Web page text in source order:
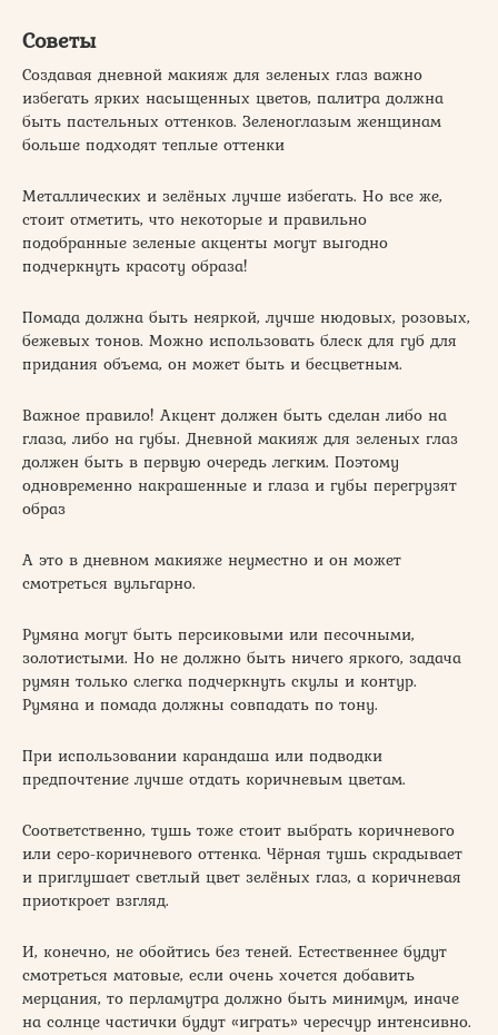
Советы
Создавая дневной макияж для зеленых глаз важно
избегать ярких насыщенных цветов, палитра должна
быть пастельных оттенков. Зеленоглазым женщинам
больше подходят теплые оттенки
Металлических и зелёных лучше избегать. Но все же,
стоит отметить, что некоторые и правильно
подобранные зеленые акценты могут выгодно
подчеркнуть красоту образа!
Помада должна быть неяркой, лучше нюдовых, розовых,
бежевых тонов. Можно использовать блеск для губ для
придания объема, он может быть и бесцветным.
Важное правило! Акцент должен быть сделан либо на
глаза, либо на губы. Дневной макияж для зеленых глаз
должен быть в первую очередь легким. Поэтому
одновременно накрашенные и глаза и губы перегрузят
образ
А это в дневном макияже неуместно и он может
смотреться вульгарно.
Румяна могут быть персиковыми или песочными,
золотистыми. Но не должно быть ничего яркого, задача
румян только слегка подчеркнуть скулы и контур.
Румяна и помада должны совпадать по тону.
При использовании карандаша или подводки
предпочтение лучше отдать коричневым цветам.
Соответственно, тушь тоже стоит выбрать коричневого
или серо-коричневого оттенка. Чёрная тушь скрадывает
и приглушает светлый цвет зелёных глаз, а коричневая
приоткроет взгляд.
И, конечно, не обойтись без теней. Естественнее будут
смотреться матовые, если очень хочется добавить
мерцания, то перламутра должно быть минимум, иначе
на солнце частички будут «играть» чересчур интенсивно.